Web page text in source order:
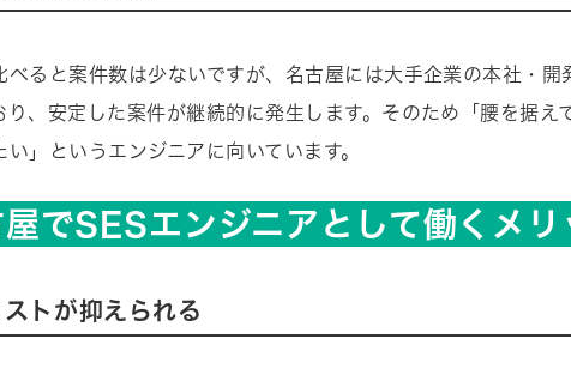
べると案件数は少ないですが、名古屋には大手企業の本社・開
り、安定した案件が継続的に発生します。そのため「腰を据え
い」というエンジニアに向いています。
でSESエンジニアとして働くメリ
トが抑えられる